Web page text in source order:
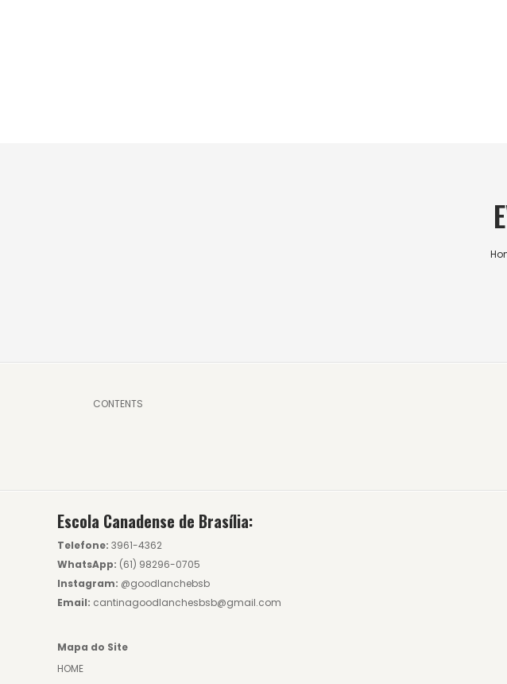
CONTENTS
Escola Canadense de Brasília:
Telefone: 3961-4362
WhatsApp: (61) 98296-0705
Instagram: @goodlanchebsb
Email: cantinagoodlanchesbsb@gmail.com
Mapa do Site
HOME